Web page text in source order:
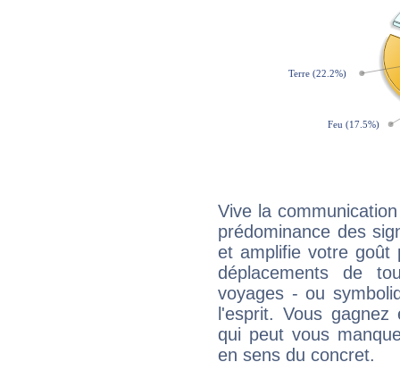
Vive la
prédominance des
et amplifie votre goût
déplacements de
voyages - ou
l'esprit. Vous
qui peut vous
en sens du concret.